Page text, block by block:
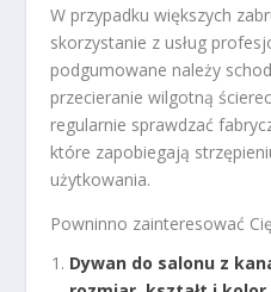
W przypadku większych
skorzystanie z usług
podgumowane należy
przecieranie wilgotną
regularnie sprawdzać
które zapobiegają
użytkowania.
Powninno zainteresować
Dywan do salonu z